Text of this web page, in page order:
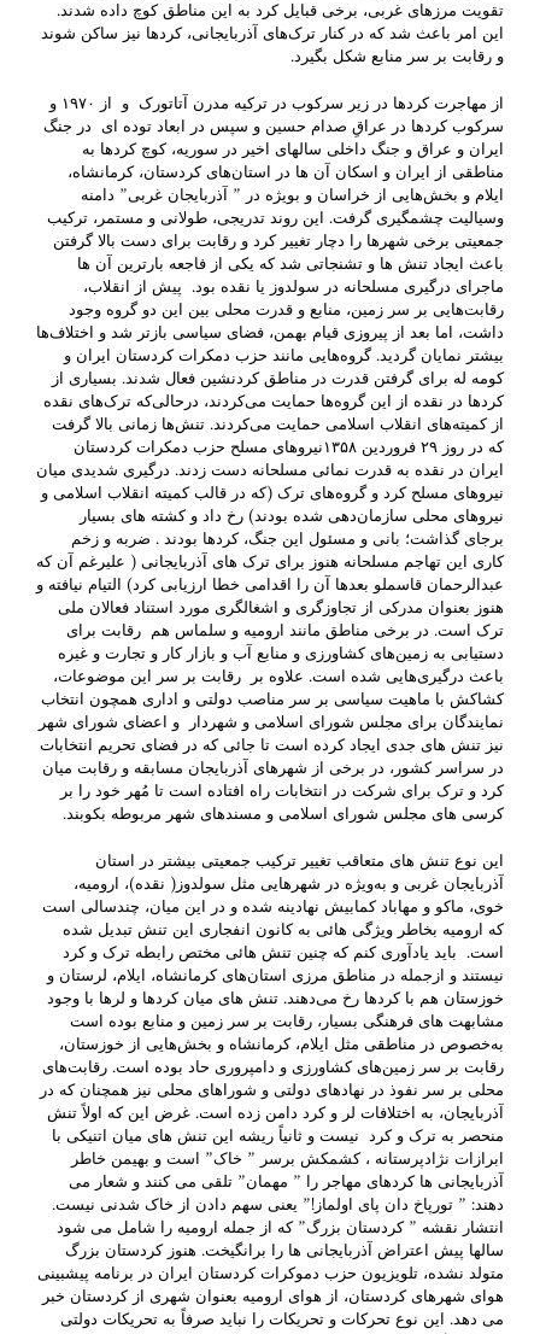
تقویت مرزهای غربی، برخی قبایل کرد به این مناطق کوچ داده شدند.
این امر باعث شد که در کنار ترک‌های آذربایجانی، کردها نیز ساکن شوند
و رقابت بر سر منابع شکل بگیرد.
از مهاجرت کردها در زیر سرکوب در ترکیه مدرن آتاتورک و از ۱۹۷۰ و
سرکوب کردها در عراقِ صدام حسین و سپس در ابعاد توده ای در جنگ
ایران و عراق و جنگ داخلی سالهای اخیر در سوریه، کوچ کردها به
مناطقی از ایران و اسکان آن ها در استان‌های کردستان، کرمانشاه،
ایلام و بخش‌هایی از خراسان و بویژه در ” آذربایجان غربی” دامنه
وسیالیت چشمگیری گرفت. این روند تدریجی، طولانی و مستمر، ترکیب
جمعیتی برخی شهرها را دچار تغییر کرد و رقابت برای دست بالا گرفتن
باعث ایجاد تنش ها و تشنجاتی شد که یکی از فاجعه بارترین آن ها
ماجرای درگیری مسلحانه در سولدوز یا نقده بود. پیش از انقلاب،
رقابت‌هایی بر سر زمین، منابع و قدرت محلی بین این دو گروه وجود
داشت، اما بعد از پیروزی قیام بهمن، فضای سیاسی بازتر شد و اختلاف‌ها
بیشتر نمایان گردید. گروه‌هایی مانند حزب دمکرات کردستان ایران و
کومه له برای گرفتن قدرت در مناطق کردنشین فعال شدند. بسیاری از
کردها در نقده از این گروه‌ها حمایت می‌کردند، درحالی‌که ترک‌های نقده
از کمیته‌های انقلاب اسلامی حمایت می‌کردند. تنش‌ها زمانی بالا گرفت
که در روز ۲۹ فروردین ۱۳۵۸نیروهای مسلح حزب دمکرات کردستان
ایران در نقده به قدرت نمائی مسلحانه دست زدند. درگیری شدیدی میان
نیروهای مسلح کرد و گروه‌های ترک (که در قالب کمیته انقلاب اسلامی و
نیروهای محلی سازمان‌دهی شده بودند) رخ داد و کشته های بسیار
برجای گذاشت؛ بانی و مسئول این جنگ، کردها بودند . ضربه و زخم
کاری این تهاجم مسلحانه هنوز برای ترک های آذربایجانی ( علیرغم آن که
عبدالرحمان قاسملو بعدها آن را اقدامی خطا ارزیابی کرد) التیام نیافته و
هنوز بعنوان مدرکی از تجاوزگری و اشغالگری مورد استناد فعالان ملی
ترک است. در برخی مناطق مانند ارومیه و سلماس هم رقابت برای
دستیابی به زمین‌های کشاورزی و منابع آب و بازار کار و تجارت و غیره
باعث درگیری‌هایی شده است. علاوه بر رقابت بر سر این موضوعات،
کشاکش با ماهیت سیاسی بر سر مناصب دولتی و اداری همچون انتخاب
نمایندگان برای مجلس شورای اسلامی و شهردار و اعضای شورای شهر
نیز تنش های جدی ایجاد کرده است تا جائی که در فضای تحریم انتخابات
در سراسر کشور، در برخی از شهرهای آذربایجان مسابقه و رقابت میان
کرد و ترک برای شرکت در انتخابات راه افتاده است تا مُهر خود را بر
کرسی های مجلس شورای اسلامی و مسندهای شهر مربوطه بکوبند.
این نوع تنش های متعاقب تغییر ترکیب جمعیتی بیشتر در استان
آذربایجان غربی و به‌ویژه در شهرهایی مثل سولدوز( نقده)، ارومیه،
خوی، ماکو و مهاباد کمابیش نهادینه شده و در این میان، چندسالی است
که ارومیه بخاطر ویژگی هائی به کانون انفجاری این تنش تبدیل شده
است. باید یادآوری کنم که چنین تنش هائی مختص رابطه ترک و کرد
نیستند و ازجمله در مناطق مرزی استان‌های کرمانشاه، ایلام، لرستان و
خوزستان هم با کردها رخ می‌دهند. تنش های میان کردها و لرها با وجود
مشابهت های فرهنگی بسیار، رقابت بر سر زمین و منابع بوده است
به‌خصوص در مناطقی مثل ایلام، کرمانشاه و بخش‌هایی از خوزستان،
رقابت بر سر زمین‌های کشاورزی و دامپروری حاد بوده است. رقابت‌های
محلی بر سر نفوذ در نهادهای دولتی و شوراهای محلی نیز همچنان که در
آذربایجان، به اختلافات لر و کرد دامن زده است. غرض این که اولاً تنش
منحصر به ترک و کرد نیست و ثانیاً ریشه این تنش های میان اتنیکی با
ابرازات نژادپرستانه ، کشمکش برسر ” خاک” است و بهیمن خاطر
آذربایجانی ها کردهای مهاجر را ” مهمان” تلقی می کنند و شعار می
دهند: ” تورپاخ دان پای اولماز!” یعنی سهم دادن از خاک شدنی نیست.
انتشار نقشه ” کردستان بزرگ” که از جمله ارومیه را شامل می شود
سالها پیش اعتراض آذربایجانی ها را برانگیخت. هنوز کردستان بزرگ
متولد نشده، تلویزیون حزب دموکرات کردستان ایران در برنامه پیشبینی
هوای شهرهای کردستان، از هوای ارومیه بعنوان شهری از کردستان خبر
می دهد. این نوع تحرکات و تحریکات را نباید صرفاً به تحریکات دولتی